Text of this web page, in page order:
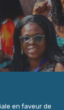
en faveur de